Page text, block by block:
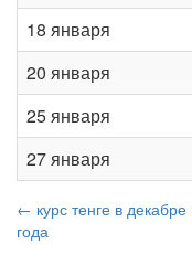
18 января
20 января
25 января
27 января
← курс тенге в
года